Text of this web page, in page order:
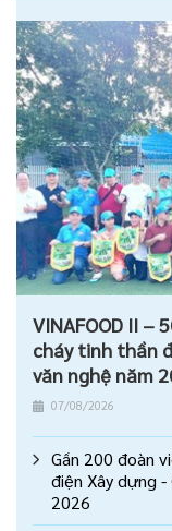
VINAFOOD II –
cháy tinh thần
văn nghệ năm
07/08/2026
Gần 200 đoàn
điện Xây dựng
2026